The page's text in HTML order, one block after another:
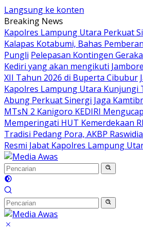
Langsung ke konten
Breaking News
Kapolres Lampung Utara Perkuat
Kalapas Kotabumi, Bahas
Pungli Pelepasan Kontingen
Kediri yang akan mengikuti
XII Tahun 2026 di Buperta Cibubur
Kapolres Lampung Utara Kunjungi
Abung Perkuat Sinergi Jaga
MTsN 2 Kanigoro KEDIRI
Memperingati HUT Kemerdekaan
Tradisi Pedang Pora, AKBP
Resmi Jabat Kapolres Lampung